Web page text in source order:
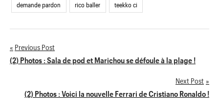
demande pardon rico baller teekko ci
Navigation
l’article
Previous Post
(2) Photos : Sala de pod et Marichou se défoule à la plage !
Next Post
(2) Photos : Voici la nouvelle Ferrari de Cristiano Ronaldo !